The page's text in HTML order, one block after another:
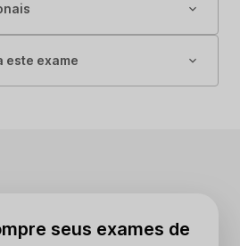
este exame
seus exames de